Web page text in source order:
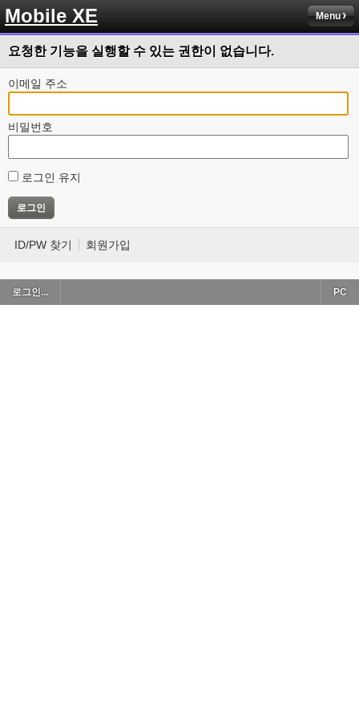
Mobile XE Menu
요청한 기능을 실행할 수 있는 권한이 없습니다.
이메일 주소
비밀번호
로그인 유지
ID/PW 찾기 회원가입
로그인... PC